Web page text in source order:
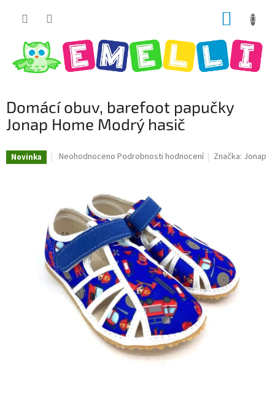
Domácí obuv, barefoot papučky
Jonap Home Modrý hasič
Novinka
Průměrné
z
hvězdiček.
Neohodnoceno Podrobnosti hodnocení Značka: Jonap